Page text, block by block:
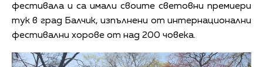
фестивала и са имали своите световни премиери
тук в град Балчик, изпълнени от интернационални
фестивални хорове от над 200 човека.